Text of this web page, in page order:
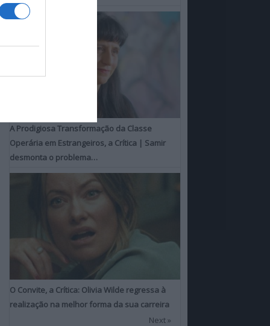
A Prodigiosa Transformação da Classe
Operária em Estrangeiros, a Crítica | Samir
desmonta o problema…
O Convite, a Crítica: Olivia Wilde regressa à
realização na melhor forma da sua carreira
Next »